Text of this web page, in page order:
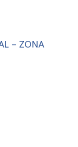
– ZONA